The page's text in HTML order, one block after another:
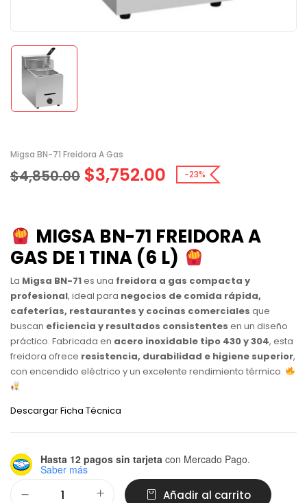
Migsa BN-71 Freidora A Gas
$4,850.00 $3,752.00 -23%
MIGSA BN-71 FREIDORA A
GAS DE 1 TINA (6 L)
La Migsa BN-71es una freidora a gas compacta y
profesional, ideal para negocios de comida rápida,
cafeterías, restaurantes y cocinas comerciales que
buscan eficiencia y resultados consistentes en un diseño
práctico. Fabricada en acero inoxidable tipo 430 y 304, esta
freidora ofrece resistencia, durabilidad e higiene superior,
con encendido eléctrico y un excelente rendimiento térmico.
Descargar Ficha Técnica
Hasta 12 pagos sin tarjeta con Mercado Pago.
Saber más
Añadir al carrito